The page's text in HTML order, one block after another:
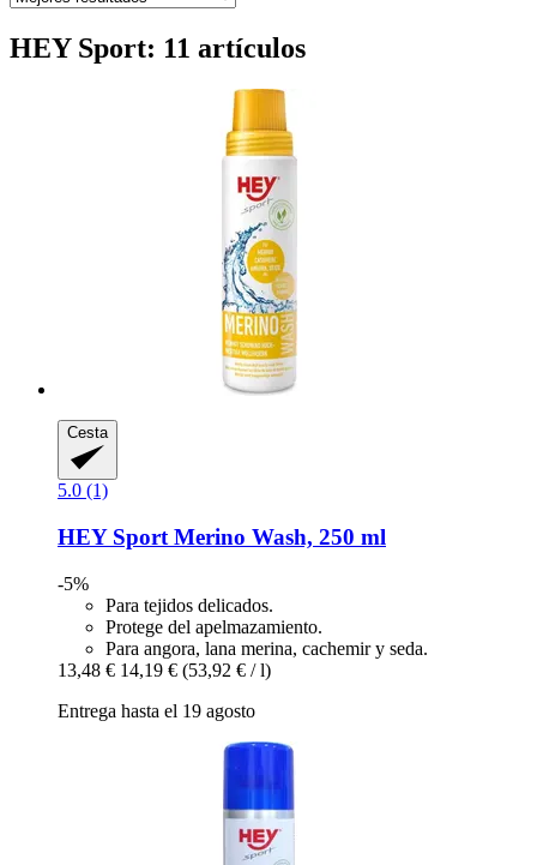
HEY Sport: 11 artículos
Cesta
5.0 (1)
HEY Sport Merino Wash, 250 ml
-5%
Para tejidos delicados.
Protege del apelmazamiento.
Para angora, lana merina, cachemir y seda.
13,48 € 14,19 € (53,92 € / l)
Entrega hasta el 19 agosto